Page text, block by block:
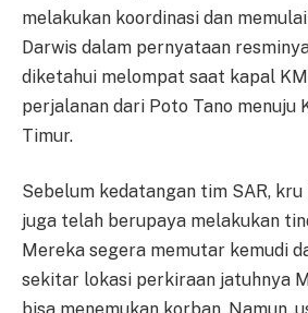
melakukan koordinasi dan
Darwis dalam pernyataan
diketahui melompat saat kapal
perjalanan dari Poto Tano menuju
Timur.
Sebelum kedatangan tim SAR,
juga telah berupaya melakukan
Mereka segera memutar kemudi
sekitar lokasi perkiraan jatuhnya